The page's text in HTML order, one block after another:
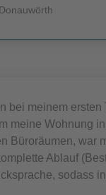
bei meinem
meine Wohnung
Büroräumen, war
Ablauf
sodass